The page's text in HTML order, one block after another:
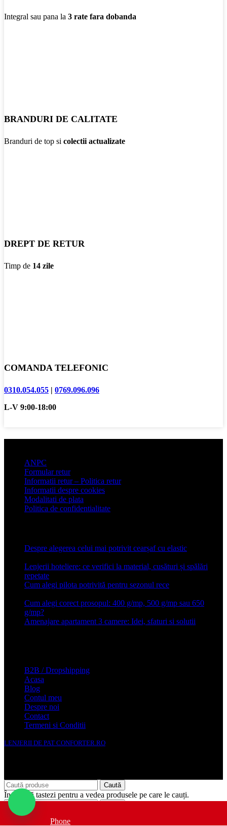
Integral sau pana la 3 rate fara dobanda
BRANDURI DE CALITATE
Branduri de top si colectii actualizate
DREPT DE RETUR
Timp de 14 zile
COMANDA TELEFONIC
0310.054.055 | 0769.096.096
L-V 9:00-18:00
ANPC
Formular retur
Informatii retur – Politica retur
Informatii despre cookies
Modalitati de plata
Politica de confidentialitate
Despre alegerea celui mai potrivit cearșaf cu elastic
Lenjerii hoteliere: ce verifici la material, cusături și spălări
repetate
Cum alegi pilota potrivită pentru sezonul rece
Cum alegi corect prosopul: 400 g/mp, 500 g/mp sau 650
g/mp?
Amenajare apartament 3 camere: Idei, sfaturi si solutii
B2B / Dropshipping
Acasa
Blog
Contul meu
Despre noi
Contact
Termeni si Conditii
LENJERII DE PAT CONFORTER.RO
Caută
Începe să tastezi pentru a vedea produsele pe care le cauți.
Phone